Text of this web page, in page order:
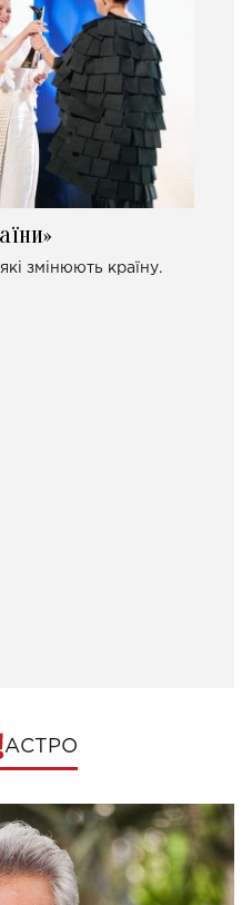
які змінюють країну.
АСТРО